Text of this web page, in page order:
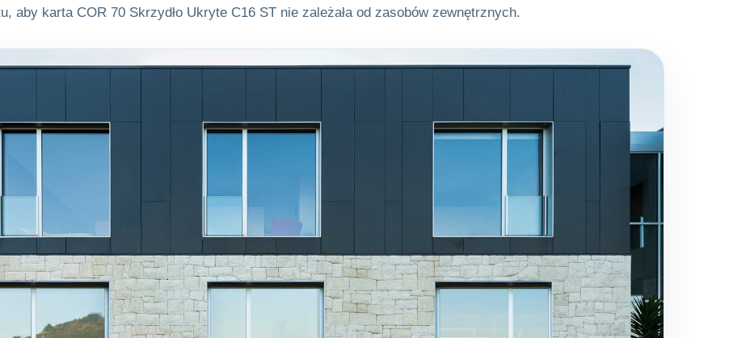
aby karta COR 70 Skrzydło Ukryte C16 ST nie zależała od zasobów zewnętrznych.